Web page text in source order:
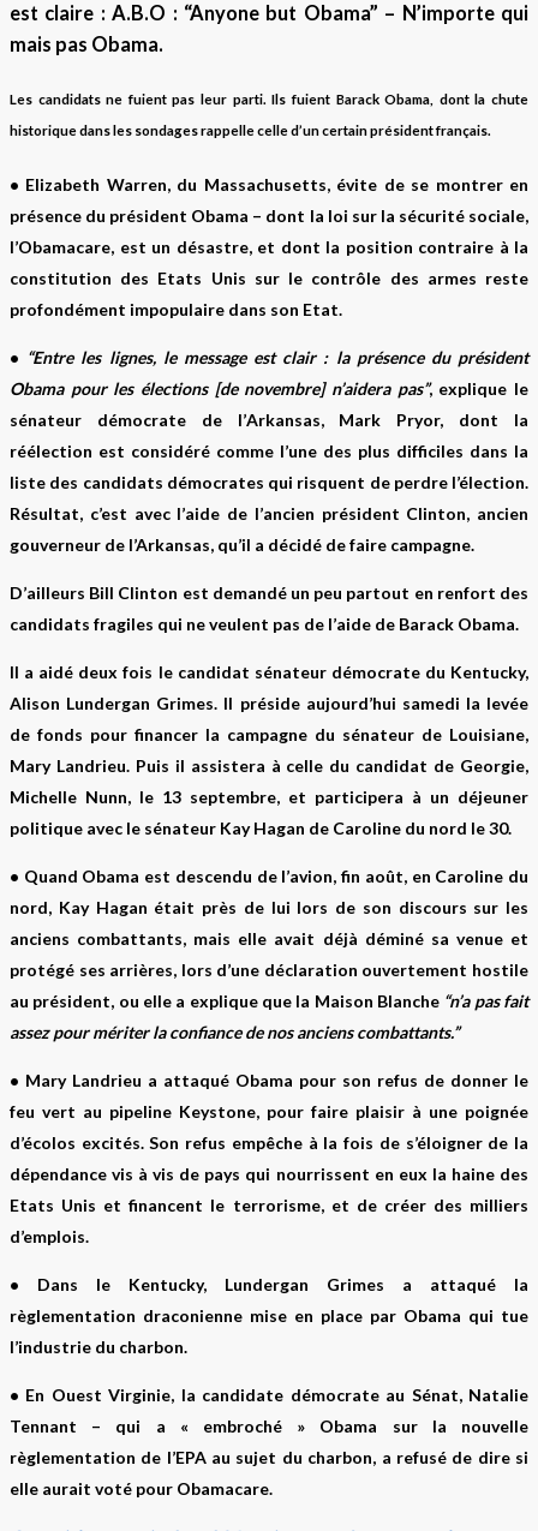
est claire : A.B.O : “Anyone but Obama” – N’importe qui
mais pas Obama.
Les candidats ne fuient pas leur parti. Ils fuient Barack Obama, dont la chute
historique dans les sondages rappelle celle d’un certain président français.
• Elizabeth Warren, du Massachusetts, évite de se montrer en
présence du président Obama – dont la loi sur la sécurité sociale,
l’Obamacare, est un désastre, et dont la position contraire à la
constitution des Etats Unis sur le contrôle des armes reste
profondément impopulaire dans son Etat.
• “Entre les lignes, le message est clair : la présence du président
Obama pour les élections [de novembre] n’aidera pas”, explique le
sénateur démocrate de l’Arkansas, Mark Pryor, dont la
réélection est considéré comme l’une des plus difficiles dans la
liste des candidats démocrates qui risquent de perdre l’élection.
Résultat, c’est avec l’aide de l’ancien président Clinton, ancien
gouverneur de l’Arkansas, qu’il a décidé de faire campagne.
D’ailleurs Bill Clinton est demandé un peu partout en renfort des
candidats fragiles qui ne veulent pas de l’aide de Barack Obama.
Il a aidé deux fois le candidat sénateur démocrate du Kentucky,
Alison Lundergan Grimes. Il préside aujourd’hui samedi la levée
de fonds pour financer la campagne du sénateur de Louisiane,
Mary Landrieu. Puis il assistera à celle du candidat de Georgie,
Michelle Nunn, le 13 septembre, et participera à un déjeuner
politique avec le sénateur Kay Hagan de Caroline du nord le 30.
• Quand Obama est descendu de l’avion, fin août, en Caroline du
nord, Kay Hagan était près de lui lors de son discours sur les
anciens combattants, mais elle avait déjà déminé sa venue et
protégé ses arrières, lors d’une déclaration ouvertement hostile
au président, ou elle a explique que la Maison Blanche “n’a pas fait
assez pour mériter la confiance de nos anciens combattants.”
• Mary Landrieu a attaqué Obama pour son refus de donner le
feu vert au pipeline Keystone, pour faire plaisir à une poignée
d’écolos excités. Son refus empêche à la fois de s’éloigner de la
dépendance vis à vis de pays qui nourrissent en eux la haine des
Etats Unis et financent le terrorisme, et de créer des milliers
d’emplois.
• Dans le Kentucky, Lundergan Grimes a attaqué la
règlementation draconienne mise en place par Obama qui tue
l’industrie du charbon.
• En Ouest Virginie, la candidate démocrate au Sénat, Natalie
Tennant – qui a « embroché » Obama sur la nouvelle
règlementation de l’EPA au sujet du charbon, a refusé de dire si
elle aurait voté pour Obamacare.